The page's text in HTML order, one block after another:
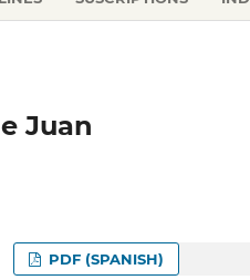
Juan
PDF (SPANISH)